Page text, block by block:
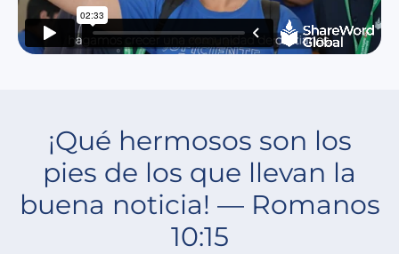
¡Qué hermosos son los
pies de los que llevan la
buena noticia! — Romanos
10:15